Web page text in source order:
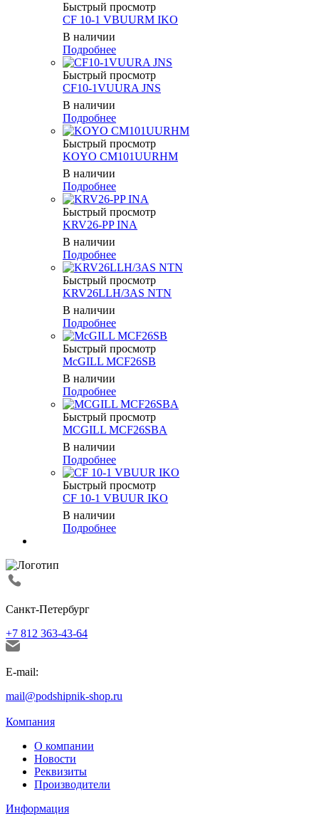
Быстрый просмотр
CF 10-1 VBUURM IKO
В наличии
Подробнее
Быстрый просмотр
CF10-1VUURA JNS
В наличии
Подробнее
Быстрый просмотр
KOYO CM101UURHM
В наличии
Подробнее
Быстрый просмотр
KRV26-PP INA
В наличии
Подробнее
Быстрый просмотр
KRV26LLH/3AS NTN
В наличии
Подробнее
Быстрый просмотр
McGILL MCF26SB
В наличии
Подробнее
Быстрый просмотр
MCGILL MCF26SBA
В наличии
Подробнее
Быстрый просмотр
CF 10-1 VBUUR IKO
В наличии
Подробнее
Санкт-Петербург
+7 812 363-43-64
E-mail:
mail@podshipnik-shop.ru
Компания
О компании
Новости
Реквизиты
Производители
Информация